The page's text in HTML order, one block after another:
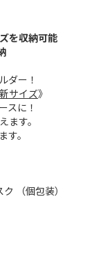
を収納可能
ダー！
サイズ》
スに！
ます。
。
（個包装）